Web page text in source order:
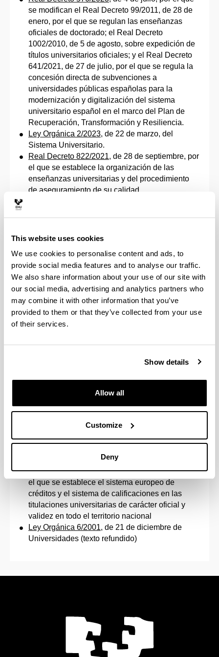
This website uses cookies
We use cookies to personalise content and ads, to
provide social media features and to analyse our traffic.
We also share information about your use of our site with
our social media, advertising and analytics partners who
may combine it with other information that you’ve
provided to them or that they’ve collected from your use
of their services.
Show details
Allow all
Customize
Deny
se modifican el Real Decreto 99/2011, de 28 de
enero, por el que se regulan las enseñanzas
oficiales de doctorado; el Real Decreto
1002/2010, de 5 de agosto, sobre expedición de
títulos universitarios oficiales; y el Real Decreto
641/2021, de 27 de julio, por el que se regula la
concesión directa de subvenciones a
universidades públicas españolas para la
modernización y digitalización del sistema
universitario español en el marco del Plan de
Recuperación, Transformación y Resiliencia.
Ley Orgánica 2/2023, de 22 de marzo, del
Sistema Universitario.
Real Decreto 822/2021, de 28 de septiembre, por
el que se establece la organización de las
enseñanzas universitarias y del procedimiento
de aseguramiento de su calidad
los criterios y estándares de evaluación para la
renovación de la acreditación de títulos
universitarios oficiales de Grado y de Máster
ofertados en modalidades de enseñanzas
virtuales e híbridas
Real Decreto 195/2016, de 13 de mayo, por el
que se establecen los requisitos para la
expedición del Suplemento Europeo al Título
99/2011 (Mención Industrial en el título de Doctor
y Tesis en régimen de cotutela internacional)
enseñanzas oficiales de Doctorado (texto
que se establece el Marco Español de
Cualificaciones para la Educación Superior
Real Decreto 1393/2007, de 29 de octubre, por el
enseñanzas universitaria oficiales (derogado)
Real Decreto 1125/2003, de 5 de septiembre, por
el que se establece el sistema europeo de
créditos y el sistema de calificaciones en las
titulaciones universitarias de carácter oficial y
validez en todo el territorio nacional
Ley Orgánica 6/2001, de 21 de diciembre de
Universidades (texto refundido)